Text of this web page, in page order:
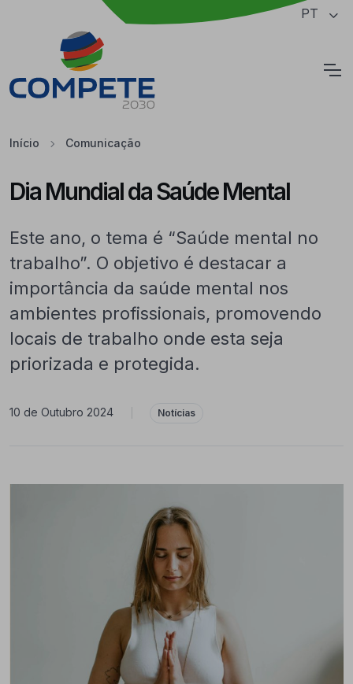
Saltar para o conteúdo principal da página PT
Início Comunicação
Dia Mundial da Saúde Mental
Este ano, o tema é “Saúde mental no
trabalho”. O objetivo é destacar a
importância da saúde mental nos
ambientes profissionais, promovendo
locais de trabalho onde esta seja
priorizada e protegida.
10 de Outubro 2024 Notícias